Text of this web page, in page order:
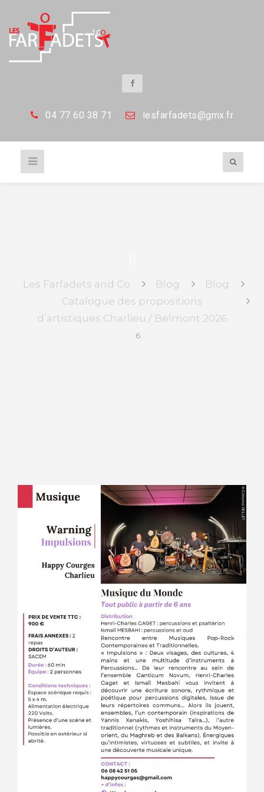
04 77 60 38 71 lesfarfadets@gmx.fr
Les Farfadets and Co Blog
Blog
Catalogue des propositions
d’artistiques Charlieu / Belmont 2026
6